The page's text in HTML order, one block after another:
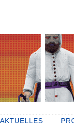
AKTUELLES